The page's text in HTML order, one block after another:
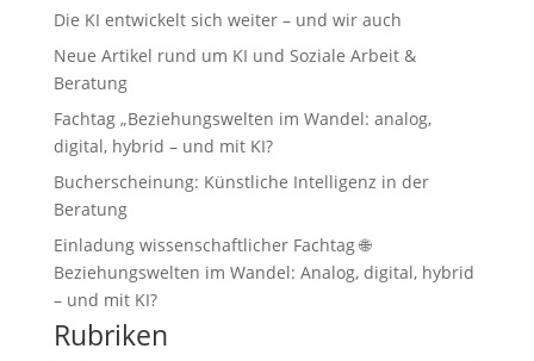
Die KI entwickelt sich weiter – und wir auch
Neue Artikel rund um KI und Soziale Arbeit &
Beratung
Fachtag „Beziehungswelten im Wandel: analog,
digital, hybrid – und mit KI?
Bucherscheinung: Künstliche Intelligenz in der
Beratung
Einladung wissenschaftlicher Fachtag 🌐
Beziehungswelten im Wandel: Analog, digital, hybrid
– und mit KI?
Rubriken